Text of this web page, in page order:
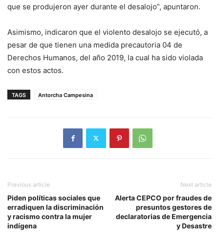
que se produjeron ayer durante el desalojo”, apuntaron.
Asimismo, indicaron que el violento desalojo se ejecutó, a
pesar de que tienen una medida precautoria 04 de
Derechos Humanos, del año 2019, la cual ha sido violada
con estos actos.
TAGS Antorcha Campesina
Previous article
Piden políticas sociales que
erradiquen la discriminación
y racismo contra la mujer
indígena
Next article
Alerta CEPCO por fraudes de
presuntos gestores de
declaratorias de Emergencia
y Desastre